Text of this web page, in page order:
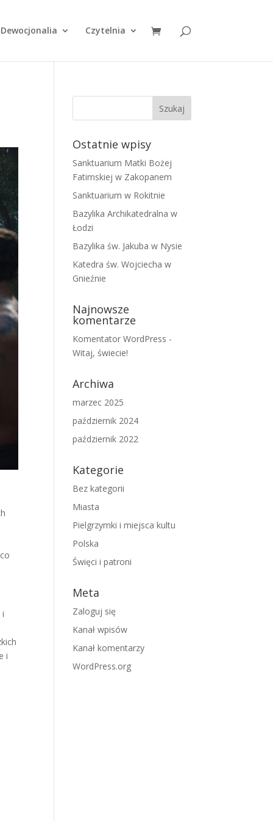
Dewocjonalia Czytelnia
i
i
Ostatnie wpisy
Sanktuarium Matki Bożej
Fatimskiej w Zakopanem
Sanktuarium w Rokitnie
Bazylika Archikatedralna w
Łodzi
Bazylika św. Jakuba w Nysie
Katedra św. Wojciecha w
Gnieźnie
Najnowsze
komentarze
Komentator WordPress -
Witaj, świecie!
Archiwa
marzec 2025
październik 2024
październik 2022
Kategorie
Bez kategorii
Miasta
Pielgrzymki i miejsca kultu
Polska
Święci i patroni
Meta
Zaloguj się
Kanał wpisów
Kanał komentarzy
WordPress.org